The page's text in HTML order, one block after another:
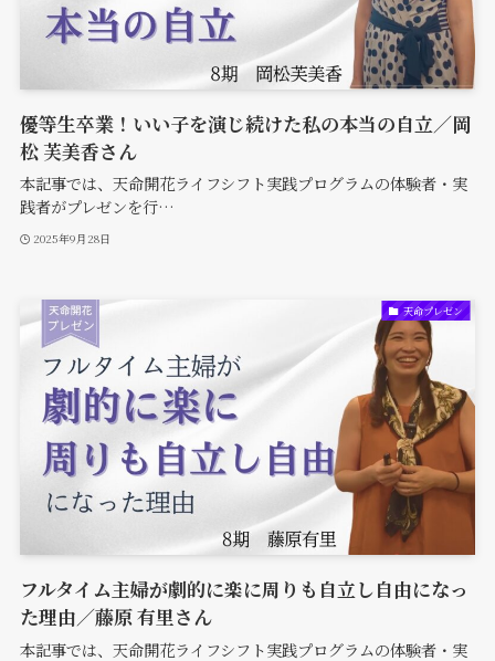
優等生卒業！いい子を演じ続けた私の本当の自立／岡
松 芙美香さん
本記事では、天命開花ライフシフト実践プログラムの体験者・実
践者がプレゼンを行…
2025年9月28日
天命プレゼン
フルタイム主婦が劇的に楽に周りも自立し自由になっ
た理由／藤原 有里さん
本記事では、天命開花ライフシフト実践プログラムの体験者・実